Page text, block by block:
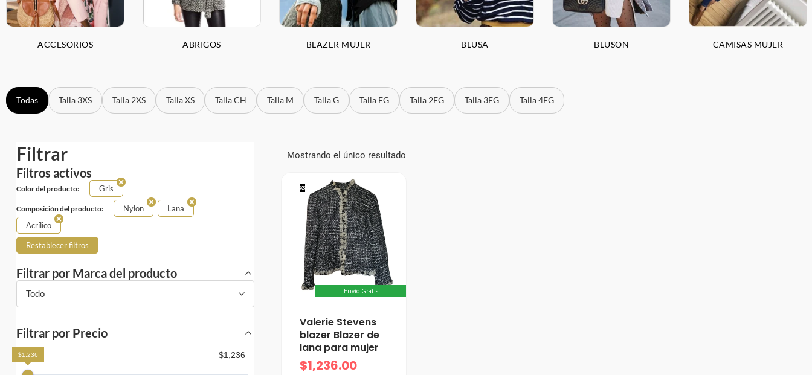
ACCESORIOS ABRIGOS BLAZER MUJER BLUSA BLUSON CAMISAS MUJER
Todas Talla 3XS Talla 2XS Talla XS Talla CH Talla M Talla G Talla EG Talla 2EG Talla 3EG Talla 4EG
Filtrar
Filtros activos
Color del producto: Gris
Composición del producto: Nylon
Lana
Acrílico
Restablecer filtros
Filtrar por Marca del producto
Todo
Filtrar por Precio
$1,236
$1,236
Mostrando el único resultado
XS
¡Envío Gratis!
Valerie Stevens
blazer Blazer de
lana para mujer
$1,236.00